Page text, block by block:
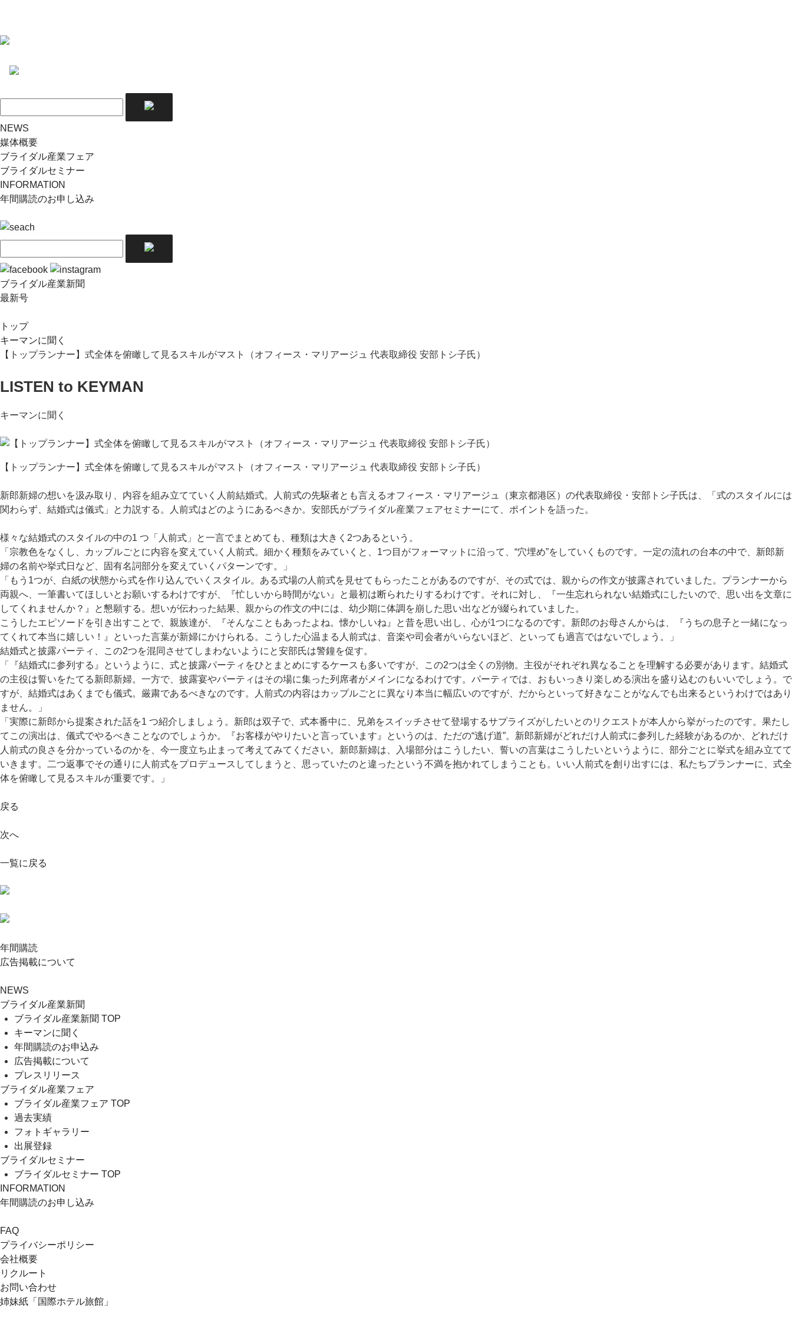
NEWS
媒体概要
ブライダル産業フェア
ブライダルセミナー
INFORMATION
年間購読のお申し込み
ブライダル産業新聞
最新号
トップ
キーマンに聞く
【トップランナー】式全体を俯瞰して見るスキルがマスト（オフィース・マリアージュ 代表取締役 安部トシ子氏）
LISTEN to KEYMAN
キーマンに聞く
【トップランナー】式全体を俯瞰して見るスキルがマスト（オフィース・マリアージュ 代表取締役 安部トシ子氏）
新郎新婦の想いを汲み取り、内容を組み立てていく人前結婚式。人前式の先駆者とも言えるオフィース・マリアージュ（東京都港区）の代表取締役・安部トシ子氏は、「式のスタイルには
関わらず、結婚式は儀式」と力説する。人前式はどのようにあるべきか。安部氏がブライダル産業フェアセミナーにて、ポイントを語った。
様々な結婚式のスタイルの中の1 つ「人前式」と一言でまとめても、種類は大きく2つあるという。
「宗教色をなくし、カップルごとに内容を変えていく人前式。細かく種類をみていくと、1つ目がフォーマットに沿って、“穴埋め”をしていくものです。一定の流れの台本の中で、新郎新
婦の名前や挙式日など、固有名詞部分を変えていくパターンです。」
「もう1つが、白紙の状態から式を作り込んでいくスタイル。ある式場の人前式を見せてもらったことがあるのですが、その式では、親からの作文が披露されていました。プランナーから
両親へ、一筆書いてほしいとお願いするわけですが、『忙しいから時間がない』と最初は断られたりするわけです。それに対し、『一生忘れられない結婚式にしたいので、思い出を文章に
してくれませんか？』と懇願する。想いが伝わった結果、親からの作文の中には、幼少期に体調を崩した思い出などが綴られていました。
こうしたエピソードを引き出すことで、親族達が、『そんなこともあったよね。懐かしいね』と昔を思い出し、心が1つになるのです。新郎のお母さんからは、『うちの息子と一緒になっ
てくれて本当に嬉しい！』といった言葉が新婦にかけられる。こうした心温まる人前式は、音楽や司会者がいらないほど、といっても過言ではないでしょう。」
結婚式と披露パーティ、この2つを混同させてしまわないようにと安部氏は警鐘を促す。
「『結婚式に参列する』というように、式と披露パーティをひとまとめにするケースも多いですが、この2つは全くの別物。主役がそれぞれ異なることを理解する必要があります。結婚式
の主役は誓いをたてる新郎新婦。一方で、披露宴やパーティはその場に集った列席者がメインになるわけです。パーティでは、おもいっきり楽しめる演出を盛り込むのもいいでしょう。で
すが、結婚式はあくまでも儀式。厳粛であるべきなのです。人前式の内容はカップルごとに異なり本当に幅広いのですが、だからといって好きなことがなんでも出来るというわけではあり
ません。」
「実際に新郎から提案された話を1 つ紹介しましょう。新郎は双子で、式本番中に、兄弟をスイッチさせて登場するサプライズがしたいとのリクエストが本人から挙がったのです。果たし
てこの演出は、儀式でやるべきことなのでしょうか。『お客様がやりたいと言っています』というのは、ただの“逃げ道”。新郎新婦がどれだけ人前式に参列した経験があるのか、どれだけ
人前式の良さを分かっているのかを、今一度立ち止まって考えてみてください。新郎新婦は、入場部分はこうしたい、誓いの言葉はこうしたいというように、部分ごとに挙式を組み立てて
いきます。二つ返事でその通りに人前式をプロデュースしてしまうと、思っていたのと違ったという不満を抱かれてしまうことも。いい人前式を創り出すには、私たちプランナーに、式全
体を俯瞰して見るスキルが重要です。」
戻る
次へ
一覧に戻る
年間購読
広告掲載について
NEWS
ブライダル産業新聞
ブライダル産業新聞 TOP
キーマンに聞く
年間購読のお申込み
広告掲載について
プレスリリース
ブライダル産業フェア
ブライダル産業フェア TOP
過去実績
フォトギャラリー
出展登録
ブライダルセミナー
ブライダルセミナー TOP
INFORMATION
年間購読のお申し込み
FAQ
プライバシーポリシー
会社概要
リクルート
お問い合わせ
姉妹紙「国際ホテル旅館」